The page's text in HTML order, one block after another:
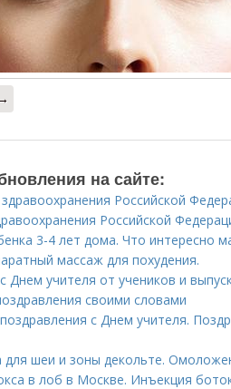
на сайте:
Российской
Российской
3-4 лет дома. Что интересно
массаж для похудения.
Днем учителя от учеников и
своими словами
с Днем учителя.
для шеи и зоны декольте.
в лоб в Москве. Инъекция